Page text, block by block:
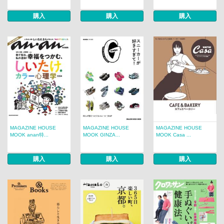
購入 購入 購入
MAGAZINE HOUSE
MOOK anan特...
購入
MAGAZINE HOUSE
MOOK GINZA...
購入
MAGAZINE HOUSE
MOOK Casa ...
購入